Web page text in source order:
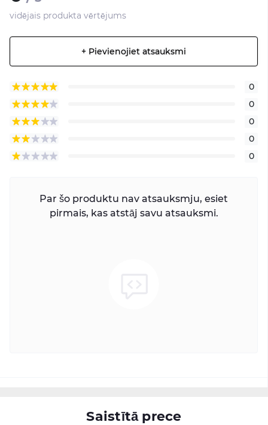
vidējais produkta vērtējums
+ Pievienojiet atsauksmi
0
0
0
0
0
Par šo produktu nav atsauksmju, esiet
pirmais, kas atstāj savu atsauksmi.
Saistītā prece